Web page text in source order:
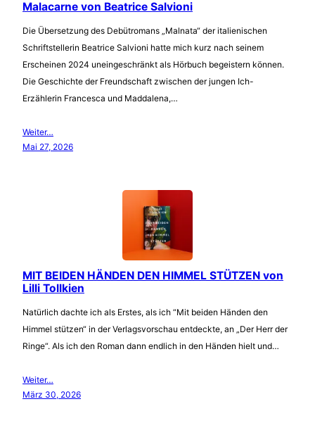
Malacarne von Beatrice Salvioni
Die Übersetzung des Debütromans „Malnata“ der italienischen
Schriftstellerin Beatrice Salvioni hatte mich kurz nach seinem
Erscheinen 2024 uneingeschränkt als Hörbuch begeistern können.
Die Geschichte der Freundschaft zwischen der jungen Ich-
Erzählerin Francesca und Maddalena,…
Weiter…
Mai 27, 2026
MIT BEIDEN HÄNDEN DEN HIMMEL STÜTZEN von
Lilli Tollkien
Natürlich dachte ich als Erstes, als ich “Mit beiden Händen den
Himmel stützen“ in der Verlagsvorschau entdeckte, an „Der Herr der
Ringe“. Als ich den Roman dann endlich in den Händen hielt und…
Weiter…
März 30, 2026